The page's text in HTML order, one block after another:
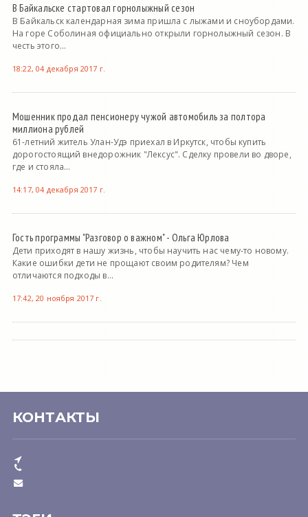
В Байкальске стартовал горнолыжный сезон
В Байкальск календарная зима пришла с лыжами и сноубордами.
На горе Соболиная официально открыли горнолыжный сезон. В
честь этого...
18:22, 04 декабря 2017 г.
Мошенник продал пенсионеру чужой автомобиль за полтора
миллиона рублей
61-летний житель Улан-Удэ приехал в Иркутск, чтобы купить
дорогостоящий внедорожник "Лексус". Сделку провели во дворе,
где и стояла...
14:17, 04 декабря 2017 г.
Гость программы "Разговор о важном" - Ольга Юрлова
Дети приходят в нашу жизнь, чтобы научить нас чему-то новому.
Какие ошибки дети не прощают своим родителям? Чем
отличаются подходы в...
17:42, 20 ноября 2017 г.
КОНТАКТЫ